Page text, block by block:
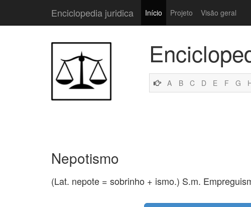
Enciclopedia juridica Início Projeto Visão geral
A B C D E F G
Nepotismo
(Lat. nepote = sobrinho + ismo.) S.m.